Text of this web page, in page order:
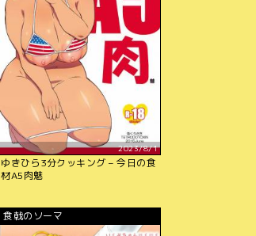
2023/8/1
ゆきひら3分クッキング – 今日の食
材A5肉魅
食戟のソーマ